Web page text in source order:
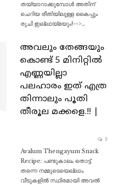
തയ്യാറാക്കുമ്പോൾ അതിന്
ചെറിയ രീതിയിലുള്ള കൈപ്പും
രുചി ഇല്ലായ്മയും!-->…
അവലും തേങ്ങയും
കൊണ്ട് 5 മിനിറ്റിൽ
എണ്ണയില്ലാ
പലഹാരം ഇത് എത്ര
തിന്നാലും പൂതി
തീരൂല മക്കളെ.!! |
0
Avalum Thengayum Snack
Recipe: പണ്ടുകാലം തൊട്ട്
തന്നെ നമ്മുടെയെല്ലാം
വീടുകളിൽ സ്ഥിരമായി അവൽ